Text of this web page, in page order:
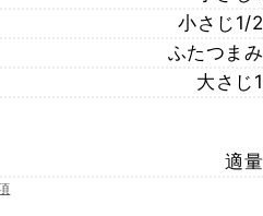
小さじ1/2
ふたつまみ
大さじ1
適量